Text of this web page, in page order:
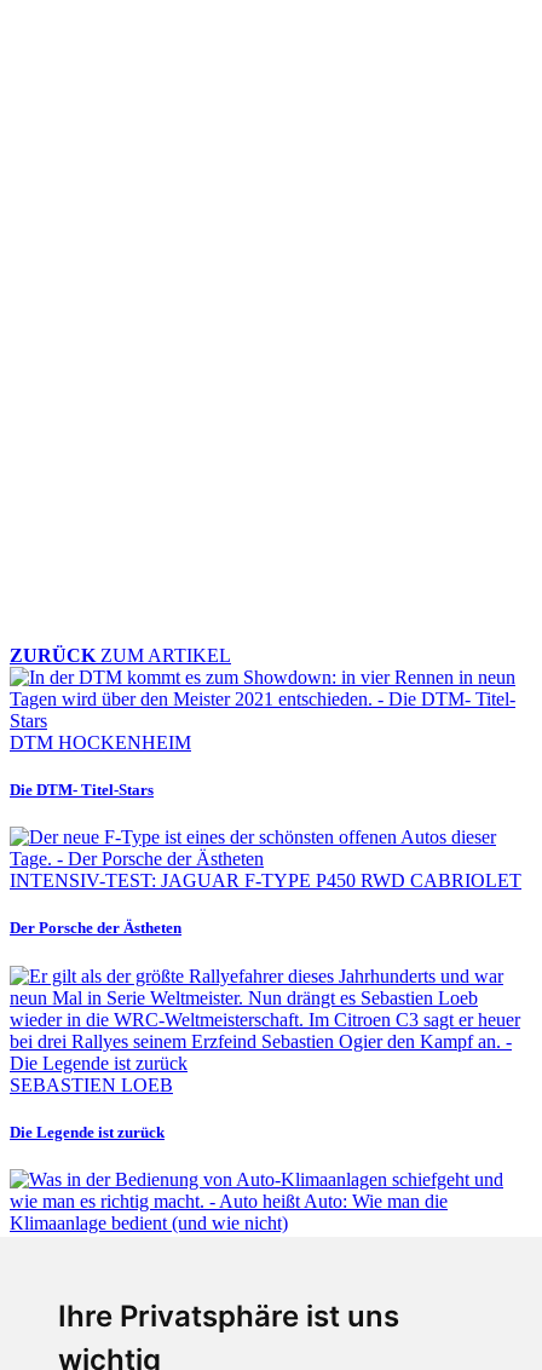
Ihre Privatsphäre ist uns
wichtig
ZURÜCK ZUM ARTIKEL
DTM HOCKENHEIM
Die DTM- Titel-Stars
INTENSIV-TEST: JAGUAR F-TYPE P450 RWD CABRIOLET
Der Porsche der Ästheten
SEBASTIEN LOEB
Die Legende ist zurück
Auto heißt Auto: Wie man die Klimaanlage bedient (und wie nicht)